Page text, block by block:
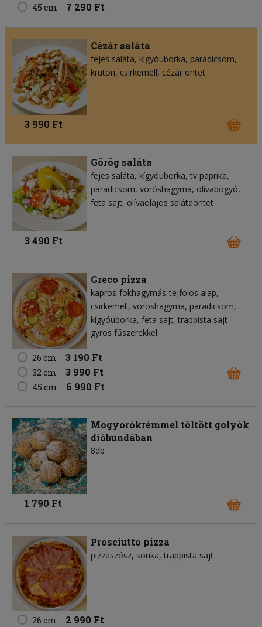
45 cm 7 290 Ft
Cézár saláta
fejes saláta kígyóuborka paradicsom
kruton csirkemell cézár öntet
3 990 Ft
Görög saláta
fejes saláta kígyóuborka tv paprika
paradicsom vöröshagyma olívabogyó
feta sajt olívaolajos salátaöntet
3 490 Ft
Greco pizza
kapros-fokhagymás-tejfölös alap
csirkemell vöröshagyma paradicsom
kígyóuborka feta sajt trappista sajt
gyros fűszerekkel
26 cm 3 190 Ft
32 cm 3 990 Ft
45 cm 6 990 Ft
Mogyorókrémmel töltött golyók
dióbundában
8db
1 790 Ft
Prosciutto pizza
pizzaszósz sonka trappista sajt
26 cm 2 990 Ft